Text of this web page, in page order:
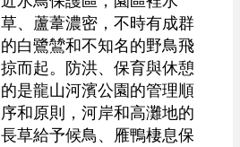
草、蘆葦濃密，不時有成群
的白鷺鷥和不知名的野鳥飛
掠而起。防洪、保育與休憩
的是龍山河濱公園的管理順
序和原則，河岸和高灘地的
長草給予候鳥、雁鴨棲息保